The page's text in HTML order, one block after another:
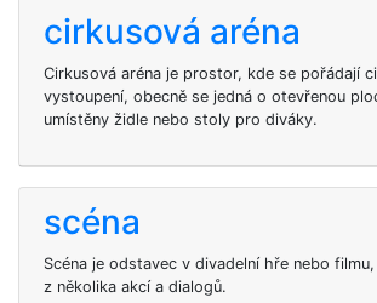
cirkusová aréna
Cirkusová aréna je prostor, kde se pořádají
vystoupení, obecně se jedná o otevřenou
umístěny židle nebo stoly pro diváky.
scéna
Scéna je odstavec v divadelní hře nebo
z několika akcí a dialogů.